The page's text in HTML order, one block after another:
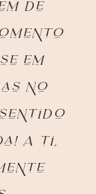
de
em
no
A ti,